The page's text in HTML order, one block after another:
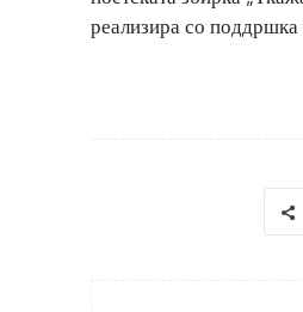
реализира со поддршка